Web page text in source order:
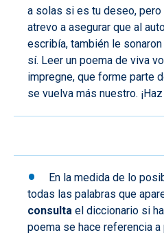
a solas si es tu deseo,
atrevo a asegurar que al
escribía, también le
sí. Leer un poema de viva
impregne, que forme parte
se vuelva más nuestro.
En la medida de lo
todas las palabras que
consulta el diccionario si
poema se hace referencia